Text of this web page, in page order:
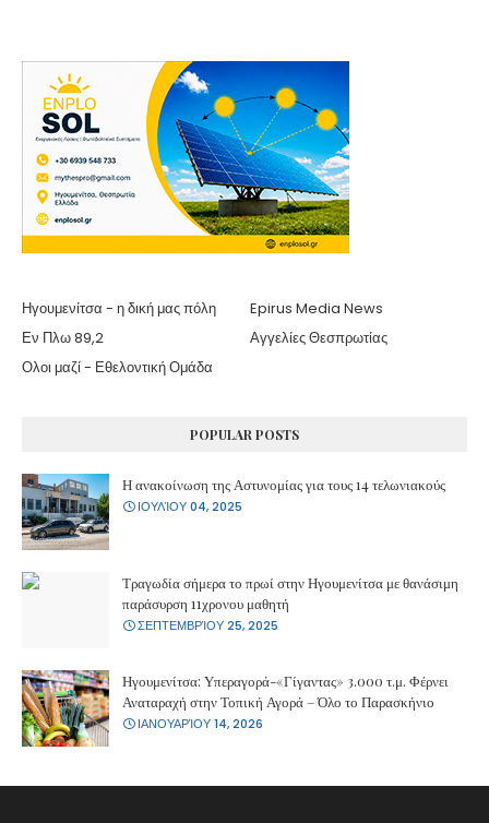
Ηγουμενίτσα - η δική μας πόλη
Epirus Media News
Εν Πλω 89,2
Αγγελίες Θεσπρωτίας
Ολοι μαζί - Εθελοντική Ομάδα
POPULAR POSTS
Η ανακοίνωση της Αστυνομίας για τους 14 τελωνιακούς
ΙΟΥΛΊΟΥ 04, 2025
Τραγωδία σήμερα το πρωί στην Ηγουμενίτσα με θανάσιμη
παράσυρση 11χρονου μαθητή
ΣΕΠΤΕΜΒΡΊΟΥ 25, 2025
Ηγουμενίτσα: Υπεραγορά-«Γίγαντας» 3.000 τ.μ. Φέρνει
Αναταραχή στην Τοπική Αγορά – Όλο το Παρασκήνιο
ΙΑΝΟΥΑΡΊΟΥ 14, 2026